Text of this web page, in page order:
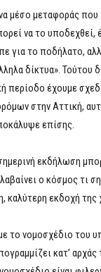
μέσο μεταφοράς που
να το υποδεχθεί,
για το ποδήλατο,
δίκτυα». Τούτου
περίοδο έχουμε
στην Αττική,
επίσης.
εκδήλωση
ο κόσμος τι
καλύτερη εκδοχή της
το νομοσχέδιο του
κατ’ αρχάς